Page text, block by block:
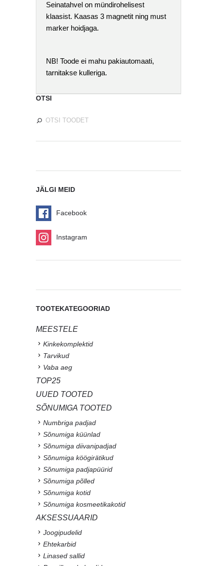
Seinatahvel on mündirohelisest
klaasist. Kaasas 3 magnetit ning must
marker hoidjaga.
NB! Toode ei mahu pakiautomaati,
tarnitakse kulleriga.
OTSI
JÄLGI MEID
Facebook
Instagram
TOOTEKATEGOORIAD
MEESTELE
Kinkekomplektid
Tarvikud
Vaba aeg
TOP25
UUED TOOTED
SÕNUMIGA TOOTED
Numbriga padjad
Sõnumiga küünlad
Sõnumiga diivanipadjad
Sõnumiga köögirätikud
Sõnumiga padjapüürid
Sõnumiga põlled
Sõnumiga kotid
Sõnumiga kosmeetikakotid
AKSESSUAARID
Joogipudelid
Ehtekarbid
Linased sallid